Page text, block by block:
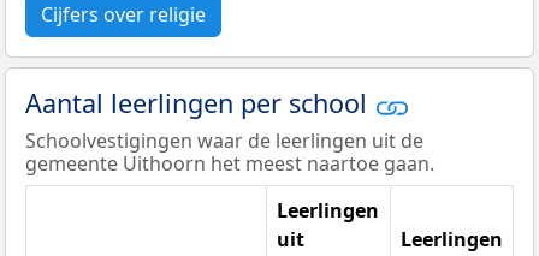
Cijfers over religie
Aantal leerlingen per school
Schoolvestigingen waar de leerlingen uit de
gemeente Uithoorn het meest naartoe gaan.
Leerlingen
uit
Leerlingen